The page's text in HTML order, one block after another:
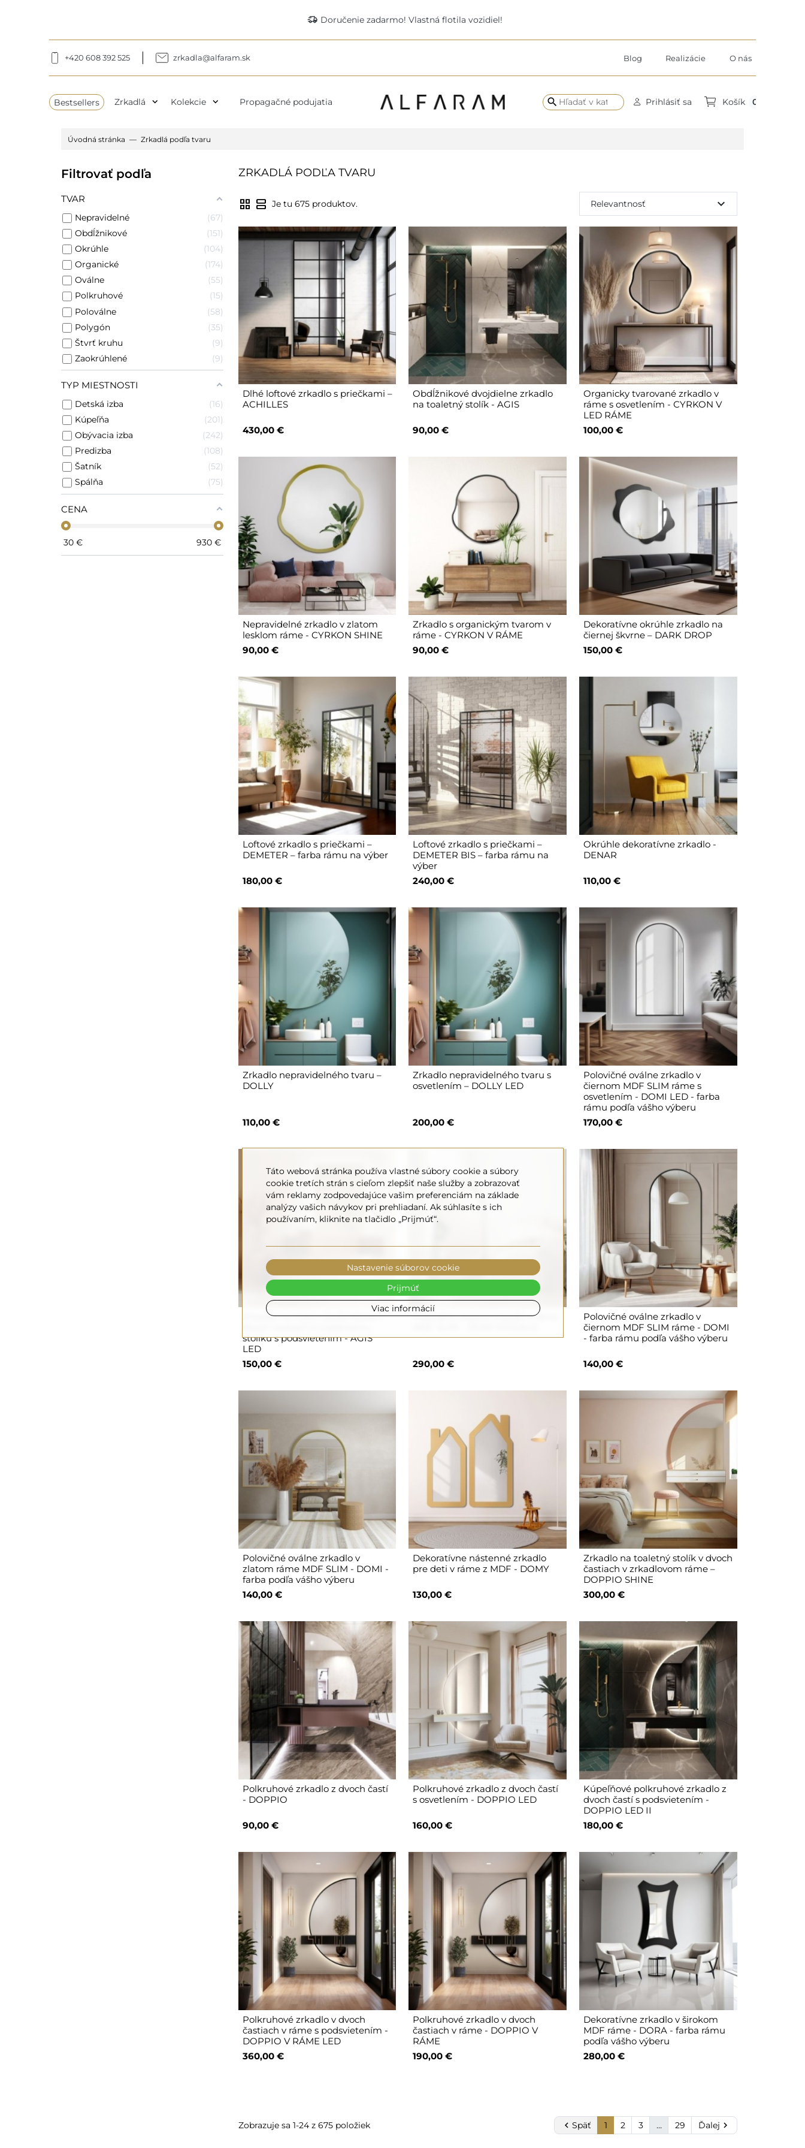
delivery_truck_speed Doručenie zadarmo! Vlastná flotila vozidiel!
+420 608 392 525 zrkadla@alfaram.sk Blog Realizácie O nás
Bestsellers Zrkadlá expand_more Kolekcie expand_more Propagačné podujatia search Prihlásiť sa Košík 0
Úvodná stránka Zrkadlá podľa tvaru
Filtrovať podľa
TVAR
Nepravidelné
67
Obdĺžnikové
151
Okrúhle
104
Organické
174
Oválne
55
Polkruhové
15
Poloválne
58
Polygón
35
Štvrť kruhu
9
Zaokrúhlené
9
TYP MIESTNOSTI
Detská izba
16
Kúpeľňa
201
Obývacia izba
242
Predizba
108
Šatník
52
Spálňa
75
CENA
30 € 930 €
ZRKADLÁ PODĽA TVARU
grid_view view_agenda Je tu 675 produktov. Relevantnosť expand_more
Dlhé loftové zrkadlo s priečkami –
ACHILLES
430,00 €
Obdĺžnikové dvojdielne zrkadlo
na toaletný stolík - AGIS
90,00 €
Organicky tvarované zrkadlo v
ráme s osvetlením - CYRKON V
LED RÁME
100,00 €
Nepravidelné zrkadlo v zlatom
lesklom ráme - CYRKON SHINE
90,00 €
Zrkadlo s organickým tvarom v
ráme - CYRKON V RÁME
90,00 €
Dekoratívne okrúhle zrkadlo na
čiernej škvrne – DARK DROP
150,00 €
Loftové zrkadlo s priečkami –
DEMETER – farba rámu na výber
180,00 €
Loftové zrkadlo s priečkami –
DEMETER BIS – farba rámu na
výber
240,00 €
Okrúhle dekoratívne zrkadlo -
DENAR
110,00 €
Zrkadlo nepravidelného tvaru –
DOLLY
110,00 €
Zrkadlo nepravidelného tvaru s
osvetlením – DOLLY LED
200,00 €
Polovičné oválne zrkadlo v
čiernom MDF SLIM ráme s
osvetlením - DOMI LED - farba
rámu podľa vášho výberu
170,00 €
Zrkadlo na mieru obdĺžnikové v
stolíku s podsvietením - AGIS
LED
150,00 €
Poloválné stojace zrkadlo v ráme
290,00 €
Polovičné oválne zrkadlo v
čiernom MDF SLIM ráme - DOMI
- farba rámu podľa vášho výberu
140,00 €
Polovičné oválne zrkadlo v
zlatom ráme MDF SLIM - DOMI -
farba podľa vášho výberu
140,00 €
Dekoratívne nástenné zrkadlo
pre deti v ráme z MDF - DOMY
130,00 €
Zrkadlo na toaletný stolík v dvoch
častiach v zrkadlovom ráme –
DOPPIO SHINE
300,00 €
Polkruhové zrkadlo z dvoch častí
- DOPPIO
90,00 €
Polkruhové zrkadlo z dvoch častí
s osvetlením - DOPPIO LED
160,00 €
Kúpeľňové polkruhové zrkadlo z
dvoch častí s podsvietením -
DOPPIO LED II
180,00 €
Polkruhové zrkadlo v dvoch
častiach v ráme s podsvietením -
DOPPIO V RÁME LED
360,00 €
Polkruhové zrkadlo v dvoch
častiach v ráme - DOPPIO V
RÁME
190,00 €
Dekoratívne zrkadlo v širokom
MDF ráme - DORA - farba rámu
podľa vášho výberu
280,00 €
Zobrazuje sa 1-24 z 675 položiek  Späť 1 2 3 … 29 Ďalej 
Táto webová stránka používa vlastné súbory cookie a súbory
cookie tretích strán s cieľom zlepšiť naše služby a zobrazovať
vám reklamy zodpovedajúce vašim preferenciám na základe
analýzy vašich návykov pri prehliadaní. Ak súhlasíte s ich
používaním, kliknite na tlačidlo „Prijmúť“.
Viac informácií
Nastavenie súborov cookie
Prijmúť